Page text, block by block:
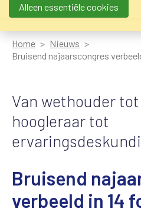
Home
Nieuws
Bruisend najaarscongres
Van wethouder
hoogleraar tot
Bruisend
verbeeld in 14
Alleen essentiële cookies